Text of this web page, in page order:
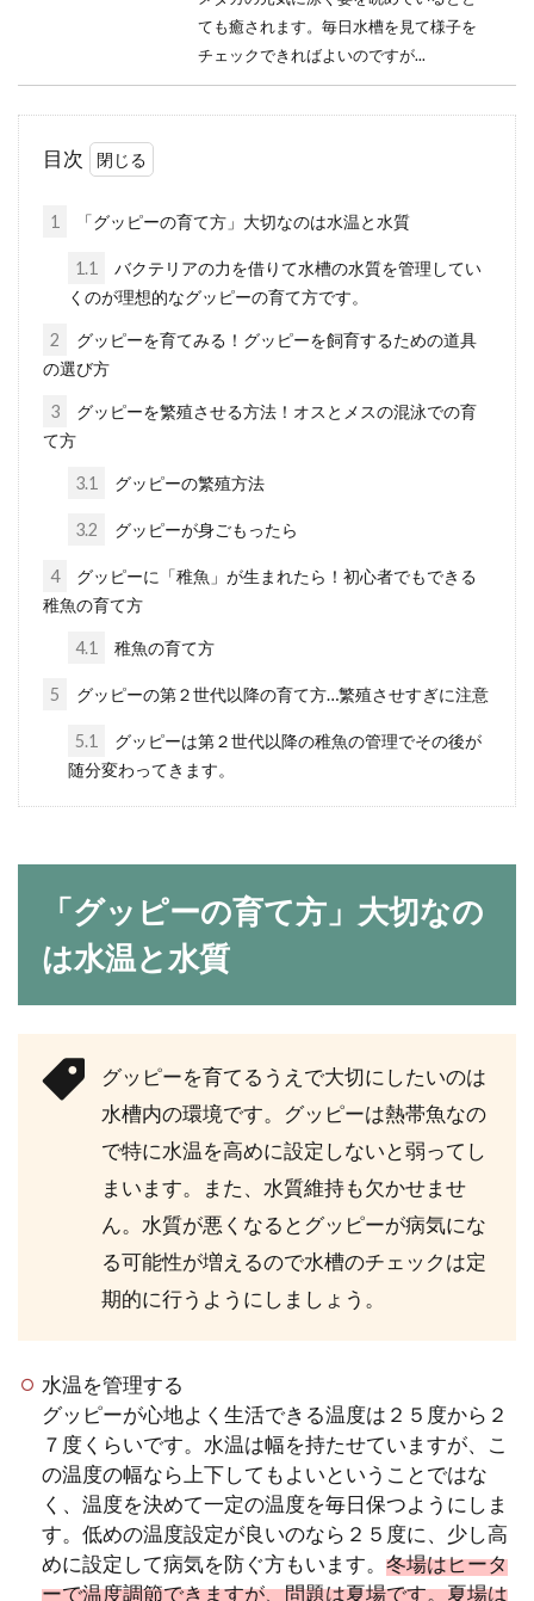
ても癒されます。毎日水槽を見て様子を
チェックできればよいのですが...
グッピーといえば初心者にも手が出しや
すい飼育のしやすさ、そして水槽に入れ
メダカとグッピーは似たような飼育環境
メダカの餌の代用は家にあるも
ので。与えて良い餌と不向きな
餌
メダカの餌は家にあるものでも代用が可
能です。どんなものがメダカの餌に向い
ているかご紹介します。...
目次
1 「グッピーの育て方」大切なのは水温と水質
1.1
バクテリアの力を借りて水槽の水質を管理してい
くのが理想的なグッピーの育て方です。
2
グッピーを育てみる！グッピーを飼育するための道具
の選び方
3
グッピーを繁殖させる方法！オスとメスの混泳での育
て方
3.1 グッピーの繁殖方法
3.2 グッピーが身ごもったら
4
グッピーに「稚魚」が生まれたら！初心者でもできる
稚魚の育て方
4.1 稚魚の育て方
5 グッピーの第２世代以降の育て方…繁殖させすぎに注意
5.1
グッピーは第２世代以降の稚魚の管理でその後が
随分変わってきます。
「グッピーの育て方」大切なの
は水温と水質
グッピーを育てるうえで大切にしたいのは
水槽内の環境です。グッピーは熱帯魚なの
で特に水温を高めに設定しないと弱ってし
まいます。また、水質維持も欠かせませ
ん。水質が悪くなるとグッピーが病気にな
る可能性が増えるので水槽のチェックは定
期的に行うようにしましょう。
水温を管理する
グッピーが心地よく生活できる温度は２５度から２
７度くらいです。水温は幅を持たせていますが、こ
の温度の幅なら上下してもよいということではな
く、温度を決めて一定の温度を毎日保つようにしま
す。低めの温度設定が良いのなら２５度に、少し高
めに設定して病気を防ぐ方もいます。冬場はヒータ
ーで温度調節できますが、問題は夏場です。夏場は